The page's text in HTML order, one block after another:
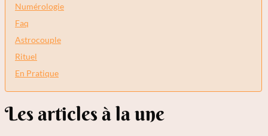
Numérologie
Faq
Astrocouple
Rituel
En Pratique
Les articles à la une